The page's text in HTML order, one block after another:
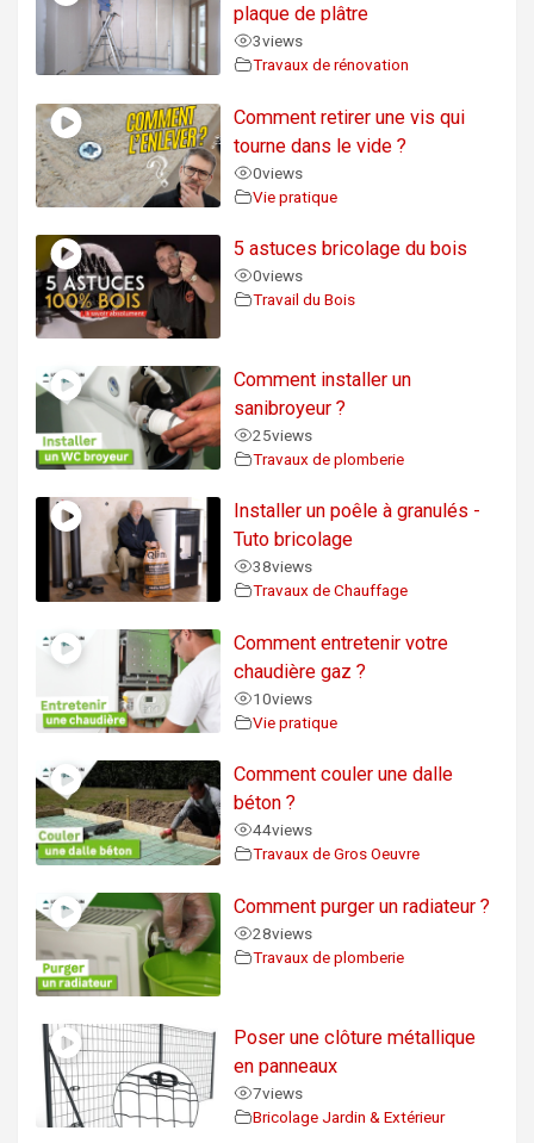
plaque de plâtre
3views
Travaux de rénovation
Comment retirer une vis qui
tourne dans le vide ?
0views
Vie pratique
5 astuces bricolage du bois
0views
Travail du Bois
Comment installer un
sanibroyeur ?
25views
Travaux de plomberie
Installer un poêle à granulés -
Tuto bricolage
38views
Travaux de Chauffage
Comment entretenir votre
chaudière gaz ?
10views
Vie pratique
Comment couler une dalle
béton ?
44views
Travaux de Gros Oeuvre
Comment purger un radiateur ?
28views
Travaux de plomberie
Poser une clôture métallique
en panneaux
7views
Bricolage Jardin & Extérieur